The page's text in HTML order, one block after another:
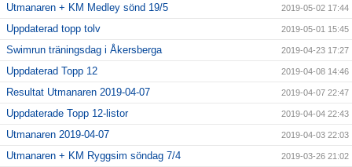
Utmanaren + KM Medley sönd 19/5 2019-05-02 17:44
Uppdaterad topp tolv 2019-05-01 15:45
Swimrun träningsdag i Åkersberga 2019-04-23 17:27
Uppdaterad Topp 12 2019-04-08 14:46
Resultat Utmanaren 2019-04-07 2019-04-07 22:47
Uppdaterade Topp 12-listor 2019-04-04 22:43
Utmanaren 2019-04-07 2019-04-03 22:03
Utmanaren + KM Ryggsim söndag 7/4 2019-03-26 21:02